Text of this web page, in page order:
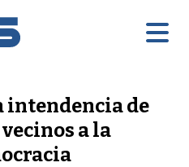
intendencia de
a la